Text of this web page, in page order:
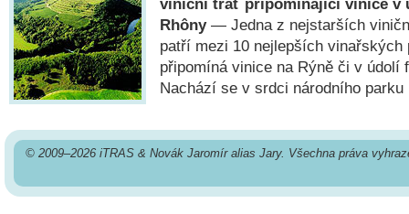
viniční trať připomínající vinice v
Rhôny— Jedna z nejstarších
patří mezi 10 nejlepších vinařských
připomíná vinice na Rýně či v údolí
Nachází se v srdci národního parku
© 2009–2026 iTRAS & Novák Jaromír alias Jary. Všechna práva